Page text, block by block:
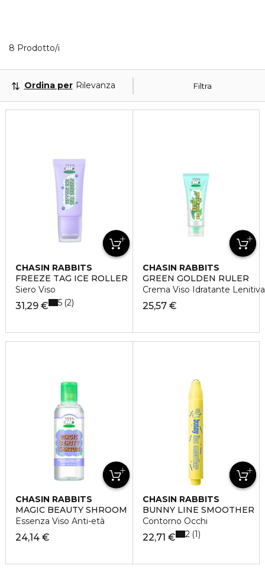
8 Prodotto/i
Filtra
Ordina per Rilevanza
CHASIN RABBITS
FREEZE TAG ICE ROLLER
Siero Viso
31,29 € 5 2
CHASIN RABBITS
GREEN GOLDEN RULER
Crema Viso Idratante Lenitiva
25,57 €
CHASIN RABBITS
MAGIC BEAUTY SHROOM
Essenza Viso Anti-età
24,14 €
CHASIN RABBITS
BUNNY LINE SMOOTHER
Contorno Occhi
22,71 € 2 1